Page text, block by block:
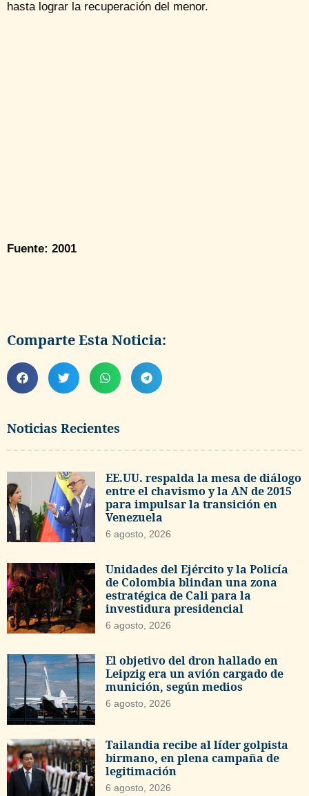
Noticias Recientes
EE.UU. respalda la mesa de diálogo
entre el chavismo y la AN de 2015
para impulsar la transición en
Venezuela
6 agosto, 2026
Unidades del Ejército y la Policía
de Colombia blindan una zona
estratégica de Cali para la
investidura presidencial
6 agosto, 2026
El objetivo del dron hallado en
Leipzig era un avión cargado de
munición, según medios
6 agosto, 2026
Tailandia recibe al líder golpista
birmano, en plena campaña de
legitimación
6 agosto, 2026
hasta lograr la recuperación del menor.
Fuente: 2001
Comparte Esta Noticia: